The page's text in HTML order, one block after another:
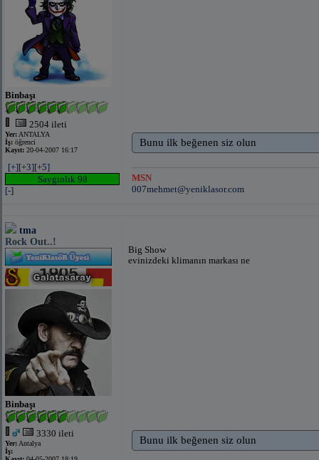
Binbaşı
2504 ileti
Yer: ANTALYA
İş: öğrenci
Kayıt: 20-04-2007 16:17
[+][+3][+5]
Saygınlık 98
[-]
Bunu ilk beğenen siz olun
MSN
007mehmet@yeniklasor.com
tma
Rock Out..!
Binbaşı
3330 ileti
Yer: Antalya
İş:
Big Show
evinizdeki klimanın markası ne
Bunu ilk beğenen siz olun